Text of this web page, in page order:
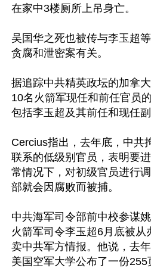
在家中3楼厕所上吊身亡。
吴国华之死也被传与李玉超
贪腐和泄密案有关。
据追踪中共精英政坛的加拿
10名火箭军现任和前任官员
包括李玉超及其前任和现任
Cercius指出，去年底，中共
联系的低级别官员，表明要
常情况下，对初级官员进行
部就会因腐败而被捕。
中共海军司令部前中校参谋
火箭军司令李玉超6月底被从
卖中共军方情报。他说，去
美国空军大学公布了一份